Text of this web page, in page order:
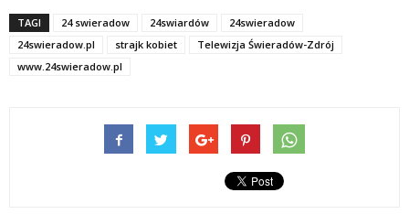
TAGI 24 swieradow 24swiardów
24swieradow
24swieradow.pl
strajk kobiet
Telewizja Świeradów-Zdrój
www.24swieradow.pl